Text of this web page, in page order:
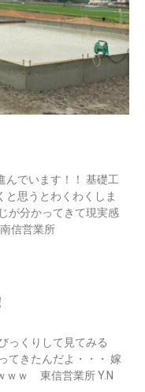
んでいます！！ 基礎工
と思うとわくわくしま
が分かってきて現実感
信営業所
っくりして見てみる
てきたんだよ・・・ 嫁
ｗｗ 東信営業所 Y.N